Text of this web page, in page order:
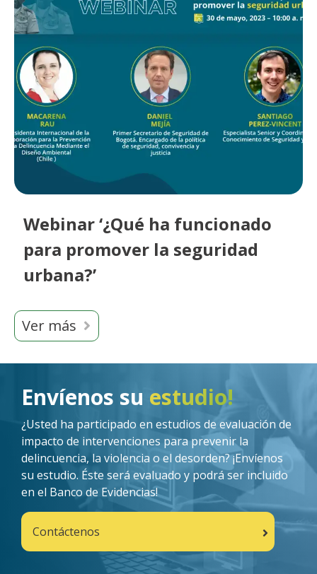
Webinar ‘¿Qué ha funcionado
para promover la seguridad
urbana?’
Ver más
Envíenos su estudio!
¿Usted ha participado en estudios de evaluación de
impacto de intervenciones para prevenir la
delincuencia, la violencia o el desorden? ¡Envíenos
su estudio. Éste será evaluado y podrá ser incluido
en el Banco de Evidencias!
Contáctenos